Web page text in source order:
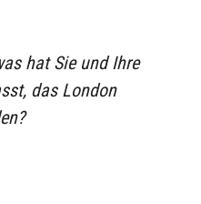
hat Sie und Ihre
das London